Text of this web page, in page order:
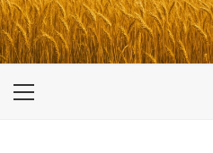
UKRAINE-IS
ПОДОРОЖI ПО УКРАЇНІ
Primary